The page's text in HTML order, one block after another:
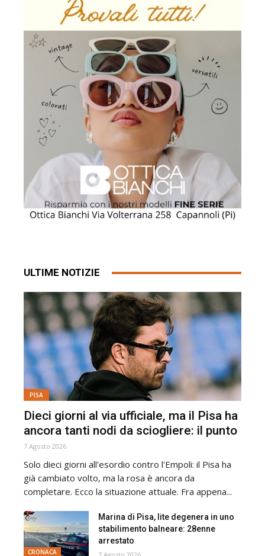
ULTIME NOTIZIE
PISA
Dieci giorni al via ufficiale, ma il Pisa ha
ancora tanti nodi da sciogliere: il punto
7 Agosto 2026
Solo dieci giorni all'esordio contro l'Empoli: il Pisa ha
già cambiato volto, ma la rosa è ancora da
completare. Ecco la situazione attuale. Fra appena...
CRONACA
Marina di Pisa, lite degenera in uno
stabilimento balneare: 28enne
arrestato